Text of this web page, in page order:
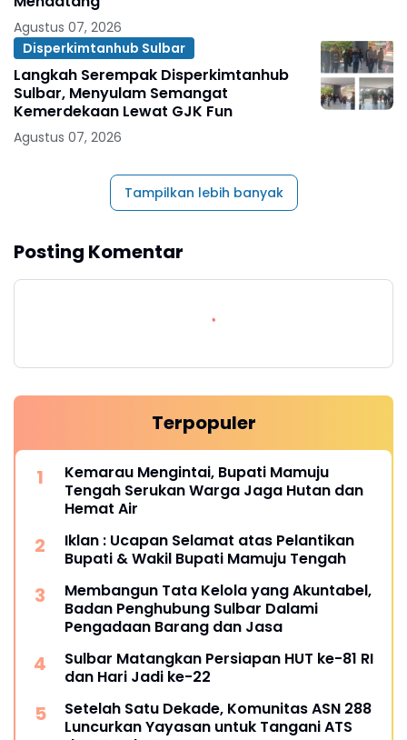
Agustus 07, 2026
Disperkimtanhub Sulbar
Langkah Serempak Disperkimtanhub
Sulbar, Menyulam Semangat
Kemerdekaan Lewat GJK Fun
Agustus 07, 2026
Tampilkan lebih banyak
Posting Komentar
Terpopuler
Kemarau Mengintai, Bupati Mamuju
Tengah Serukan Warga Jaga Hutan dan
Hemat Air
Iklan : Ucapan Selamat atas Pelantikan
Bupati & Wakil Bupati Mamuju Tengah
Membangun Tata Kelola yang Akuntabel,
Badan Penghubung Sulbar Dalami
Pengadaan Barang dan Jasa
Sulbar Matangkan Persiapan HUT ke-81 RI
dan Hari Jadi ke-22
Setelah Satu Dekade, Komunitas ASN 288
Luncurkan Yayasan untuk Tangani ATS